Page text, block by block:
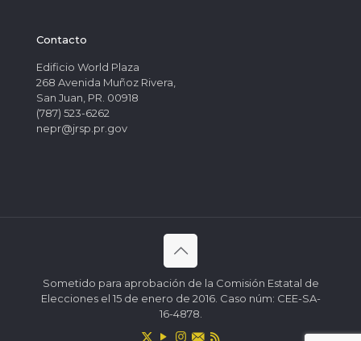
Contacto
Edificio World Plaza
268 Avenida Muñoz Rivera,
San Juan, PR. 00918
(787) 523-6262
nepr@jrsp.pr.gov
Sometido para aprobación de la Comisión Estatal de
Elecciones el 15 de enero de 2016. Caso núm: CEE-SA-
16-4878.